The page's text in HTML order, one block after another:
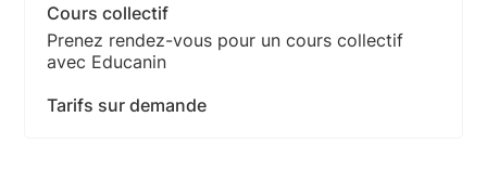
Cours collectif
Prenez rendez-vous pour un cours collectif
avec Educanin
Tarifs sur demande